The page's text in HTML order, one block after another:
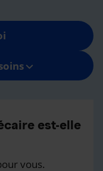
est-elle
vous.